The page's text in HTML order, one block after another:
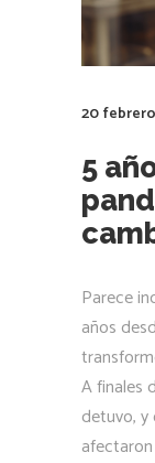
20
5
Parece
años
A finales
detuvo,